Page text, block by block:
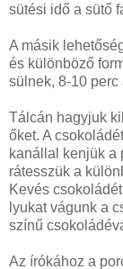
sütési idő a sütő
A másik
és különböző
sülnek, 8-10 perc
Tálcán hagyjuk
őket. A
kanállal kenjük a
rátesszük a
Kevés
lyukat vágunk a
színű
Az írókához a